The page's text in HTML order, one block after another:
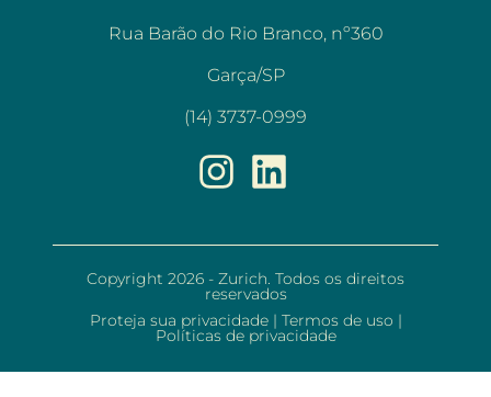
Rua Barão do Rio Branco, nº360
Garça/SP
(14) 3737-0999
Copyright 2026 - Zurich. Todos os direitos
reservados
Proteja sua privacidade | Termos de uso |
Políticas de privacidade